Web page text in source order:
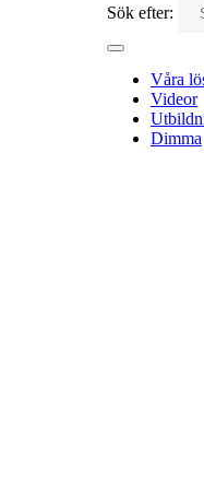
Sök efter:
Våra
Videor
Dimma